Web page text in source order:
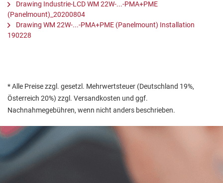
Drawing Industrie-LCD WM 22W-...-PMA+PME
(Panelmount)_20200804
Drawing WM 22W-...-PMA+PME (Panelmount) Installation
190228
* Alle Preise zzgl. gesetzl. Mehrwertsteuer (Deutschland 19%,
Österreich 20%) zzgl. Versandkosten und ggf.
Nachnahmegebühren, wenn nicht anders beschrieben.